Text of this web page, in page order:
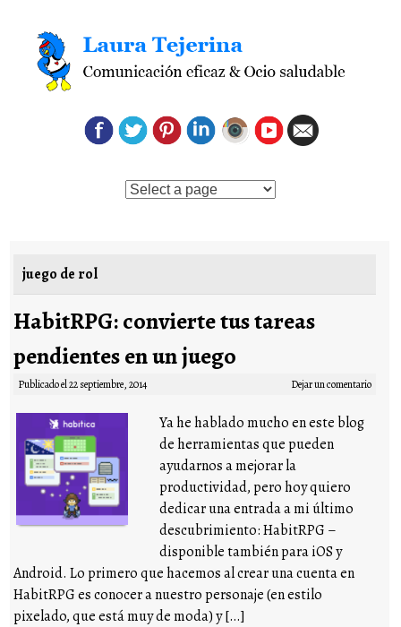
Saltar al contenido
juego de rol
HabitRPG: convierte tus tareas
pendientes en un juego
Publicado el22 septiembre, 2014 Dejar un comentario
Ya he hablado mucho en este blog
de herramientas que pueden
ayudarnos a mejorar la
productividad, pero hoy quiero
dedicar una entrada a mi último
descubrimiento: HabitRPG –
disponible también para iOS y
Android. Lo primero que hacemos al crear una cuenta en
HabitRPG es conocer a nuestro personaje (en estilo
pixelado, que está muy de moda) y […]